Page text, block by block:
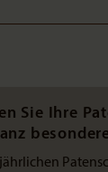
Sie Ihre